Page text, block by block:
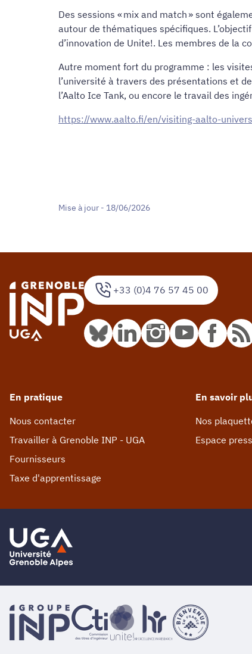
Des sessions « mix and match » sont
autour de thématiques spécifiques.
d’innovation de Unite!. Les membres de la
Autre moment fort du programme : les
l’université à travers des présentations et
l’Aalto Ice Tank, ou encore le travail des
https://www.aalto.fi/en/visiting-aalto-
Mise à jour - 18/06/2026
+33 (0)4 76 57 45 00
En pratique
Nous contacter
Travailler à Grenoble INP - UGA
Fournisseurs
Taxe d'apprentissage
En savoir
Nos
Espace